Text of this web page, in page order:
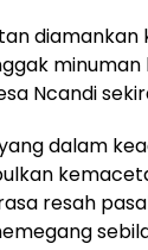
Ncandi
dalam
resah